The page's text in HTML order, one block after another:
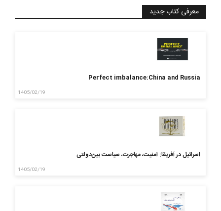
معرفی کتاب جدید
Perfect imbalance:China and Russia
1405/02/19
اسرائیل در آفریقا: امنیت، مهاجرت، سیاست بین‌دولتی
1405/02/19